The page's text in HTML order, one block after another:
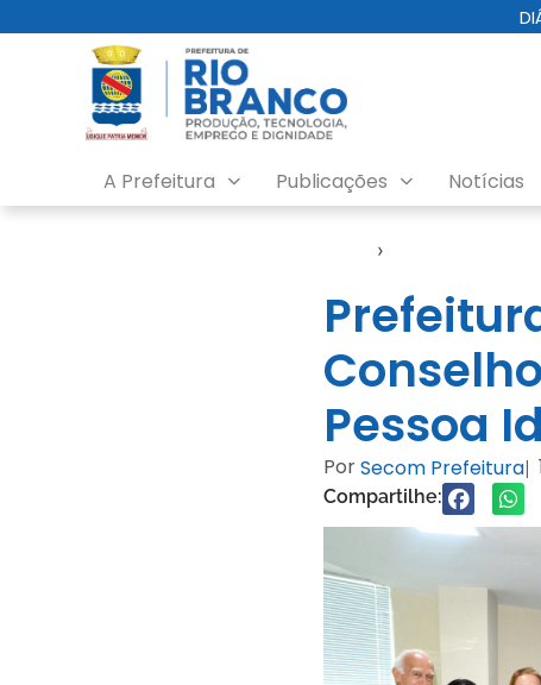
A Prefeitura Publicações Notícias
›
Pessoa
PorSecom Prefeitura|
Compartilhe: